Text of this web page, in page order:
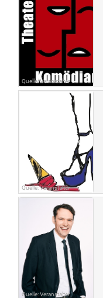
Quelle: Veranstalter
Quelle: Veranstalter
Quelle: Veranstalter